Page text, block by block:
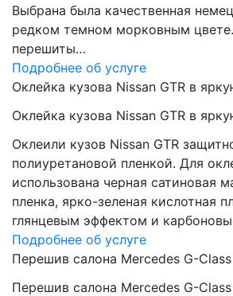
Выбрана была качественная
редком темном морковным
перешиты…
Подробнее об услуге
Оклейка кузова Nissan GTR в
Оклейка кузова Nissan GTR в
Оклеили кузов Nissan GTR
полиуретановой пленкой. Для
использована черная сатиновая
пленка, ярко-зеленая кислотная
глянцевым эффектом и
Подробнее об услуге
Перешив салона Mercedes G-Class
Перешив салона Mercedes G-Class